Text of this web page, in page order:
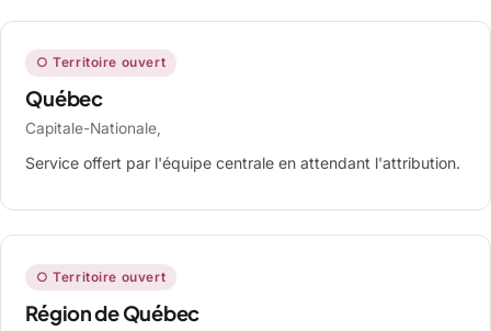
○ Territoire ouvert
Québec
Capitale-Nationale,
Service offert par l'équipe centrale en attendant l'attribution.
○ Territoire ouvert
Région de Québec